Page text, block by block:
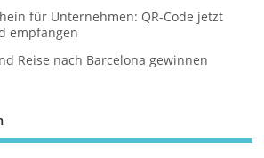
für Unternehmen: QR-Code jetzt
empfangen
Reise nach Barcelona gewinnen